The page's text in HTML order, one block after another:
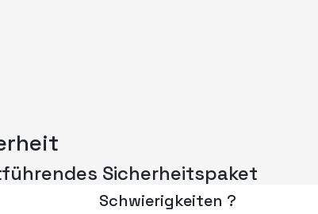
Sicherheitspaket
Schwierigkeiten ?